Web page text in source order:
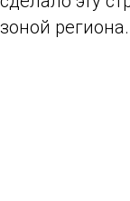
зоной региона.